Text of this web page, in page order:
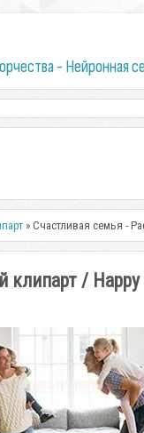
- Нейронная
» Счастливая семья -
клипарт /